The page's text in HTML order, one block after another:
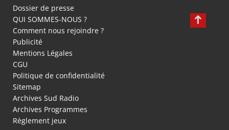
Dossier de presse
QUI SOMMES-NOUS ?
Comment nous rejoindre ?
Publicité
Mentions Légales
CGU
Politique de confidentialité
Sitemap
Archives Sud Radio
Archives Programmes
Règlement jeux